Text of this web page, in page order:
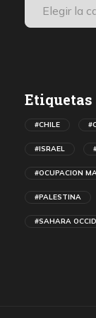
Etiquetas
#CHILE
#ISRAEL
#OCUPACION
#PALESTINA
#SAHARA